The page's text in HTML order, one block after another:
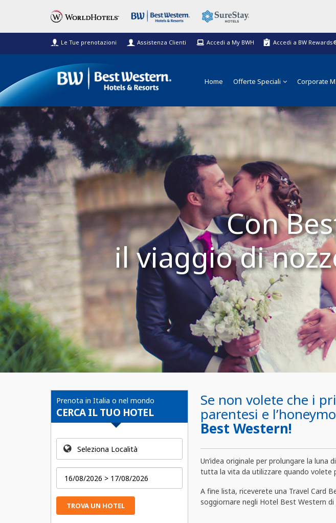
Le Tue prenotazioni Assistenza Clienti Accedi a My BWH Accedi a BW
Home Offerte Speciali Corporate
Con
il viaggio di
Se non volete che i
parentesi e
Best Western!
Un’idea originale per prolungare la
tutta la vita da utilizzare quando volete
A fine lista, riceverete una Travel Card
soggiornare negli Hotel Best Western
Prenota in Italia o nel mondo
CERCA IL TUO HOTEL
TROVA UN HOTEL